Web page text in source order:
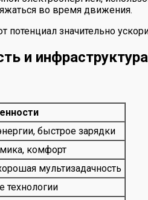
во время движения.
значительно
и инфраструктура
быстрое зарядки
комфорт
мультизадачность
технологии